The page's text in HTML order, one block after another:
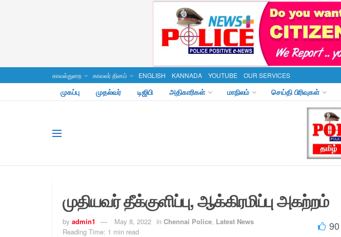
காவல்துறை காவலர் தினம் ENGLISH KANNADA YOUTUBE OUR SERVICES
முகப்பு முதல்வர் டிஜிபி அதிகாரிகள் மாநிலம் செய்தி பிரிவுகள்
முதியவர் தீக்குளிப்பு, ஆக்கிரமிப்பு அகற்றம்
by admin1 May 8, 2022 in Chennai Police, Latest News
Reading Time: 1 min read
90